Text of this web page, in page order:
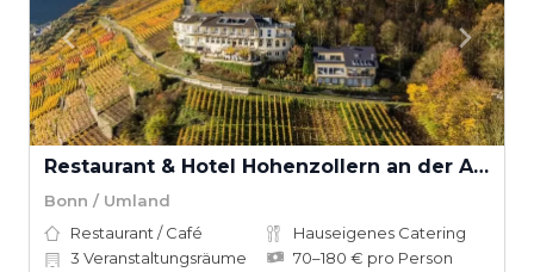
Restaurant & Hotel Hohenzollern an der Ahr
Bonn / Umland
Restaurant / Café
Hauseigenes Catering
3 Veranstaltungsräume
70–180 € pro Person